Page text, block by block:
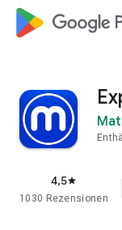
4,5star
1030 Rezensionen